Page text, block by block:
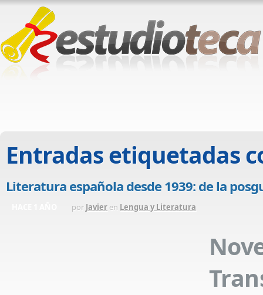
Entradas etiquetadas
Literatura española desde 1939: de la
por Javier en Lengua y Literatura